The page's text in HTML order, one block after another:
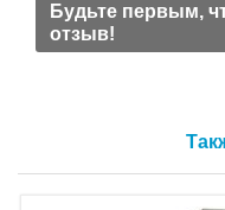
Будьте первым,
отзыв!